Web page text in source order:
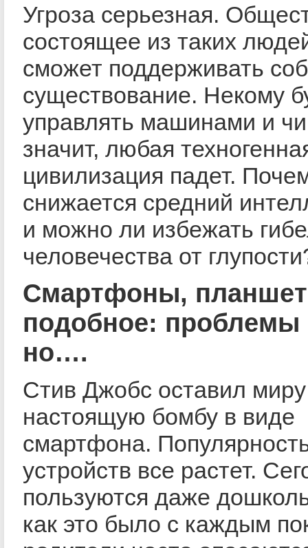
Угроза серьезная.
состоящее из таких
сможет поддерживать
существование. Некому
управлять машинами и
значит, любая
цивилизация падет.
снижается средний
и можно ли избежать
человечества от
Смартфоны,
подобное: проблемы
но….
Стив Джобс оставил миру
настоящую бомбу в виде
смартфона.
устройств все растет.
пользуются даже
как это было с каждым